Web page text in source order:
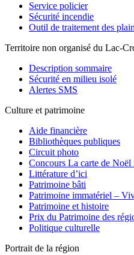
Service policier
Sécurité incendie
Outil de traitement des
Territoire non organisé du Lac-
Description sommaire
Sécurité en milieu isolé
Alertes SMS
Culture et patrimoine
Aide financière
Bibliothèques publiques
Circuit photo
Concours La carte de Noël
Littérature d’ici
Patrimoine bâti
Patrimoine immatériel –
Patrimoine et histoire
Prix du Patrimoine des
Politique culturelle
Portrait de la région